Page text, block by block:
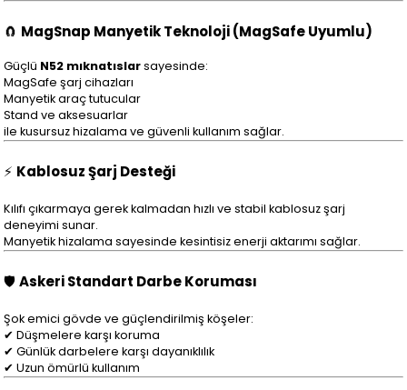
🧲 MagSnap Manyetik Teknoloji (MagSafe Uyumlu)
Güçlü N52 mıknatıslarsayesinde:
MagSafe şarj cihazları
Manyetik araç tutucular
Stand ve aksesuarlar
ile kusursuz hizalama ve güvenli kullanım sağlar.
⚡ Kablosuz Şarj Desteği
Kılıfı çıkarmaya gerek kalmadan hızlı ve stabil kablosuz şarj
deneyimi sunar.
Manyetik hizalama sayesinde kesintisiz enerji aktarımı sağlar.
🛡Askeri Standart Darbe Koruması
Şok emici gövde ve güçlendirilmiş köşeler:
✔ Düşmelere karşı koruma
✔ Günlük darbelere karşı dayanıklılık
✔ Uzun ömürlü kullanım